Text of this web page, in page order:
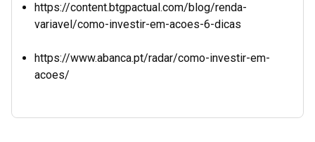
https://content.btgpactual.com/blog/renda-
variavel/como-investir-em-acoes-6-dicas
https://www.abanca.pt/radar/como-investir-em-
acoes/